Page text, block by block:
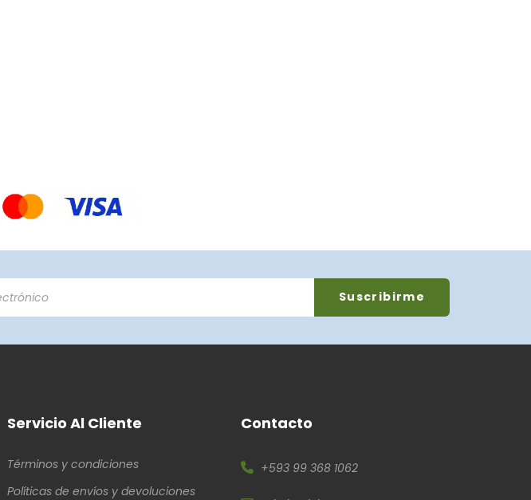
Servicio Al Cliente
Términos y condiciones
Políticas de envíos y devoluciones
Contacto
+593 99 368 1062